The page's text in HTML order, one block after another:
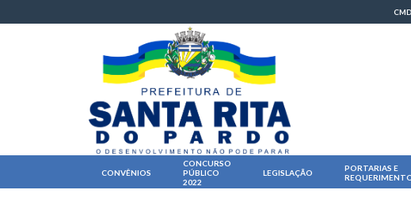
CONVÊNIOS
CONCURSO
PÚBLICO
2022
LEGISLAÇÃO
PORTARIAS E